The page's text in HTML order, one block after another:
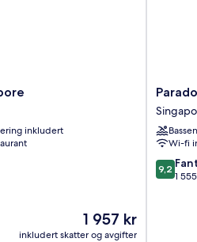
inkludert
Prisen
er
1 957 kr
inkludert skatter og avgifter
Paradox
sentrum
Wi-fi
9.2
av
9,2
1